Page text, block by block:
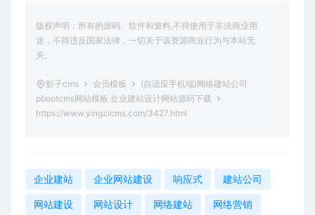
版权声明：所有的源码、软件和资料,不得使用于非法商业用
途，不得违反国家法律，一切关于该资源商业行为与本站无
关。
影子cms 会员模板
(自适应手机端)网络建站公司
pbootcms网站模板 企业建站设计网站源码下载
https://www.yingzicms.com/3427.html
企业建站 企业网站建设 响应式 建站公司
网站建设 网站设计 网络建站 网络营销